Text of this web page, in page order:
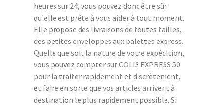
heures sur 24, vous pouvez donc être sûr
qu'elle est prête à vous aider à tout moment.
Elle propose des livraisons de toutes tailles,
des petites enveloppes aux palettes express.
Quelle que soit la nature de votre expédition,
vous pouvez compter sur COLIS EXPRESS 50
pour la traiter rapidement et discrètement,
et faire en sorte que vos articles arrivent à
destination le plus rapidement possible. Si